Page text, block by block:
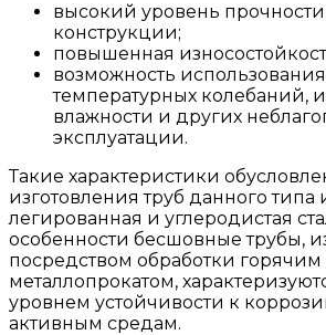
высокий уровень
конструкции;
повышенная
возможность
температурных колебаний,
влажности и других
эксплуатации.
Такие характеристики
изготовления труб данного типа
легированная и углеродистая
особенности бесшовные трубы,
посредством обработки горячим
металлопрокатом,
уровнем устойчивости к
активным средам.